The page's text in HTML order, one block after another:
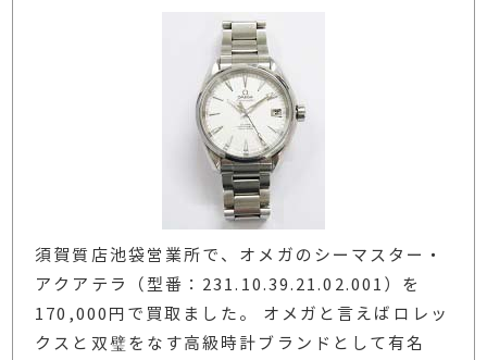
須賀質店池袋営業所で、オメガのシーマスター・
アクアテラ（型番：231.10.39.21.02.001）を
170,000円で買取ました。 オメガと言えばロレッ
クスと双璧をなす高級時計ブランドとして有名